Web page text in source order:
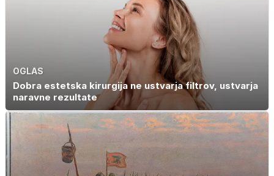
tako jih rešite
OGLAS
Dobra estetska kirurgija ne ustvarja filtrov, ustvarja
naravne rezultate